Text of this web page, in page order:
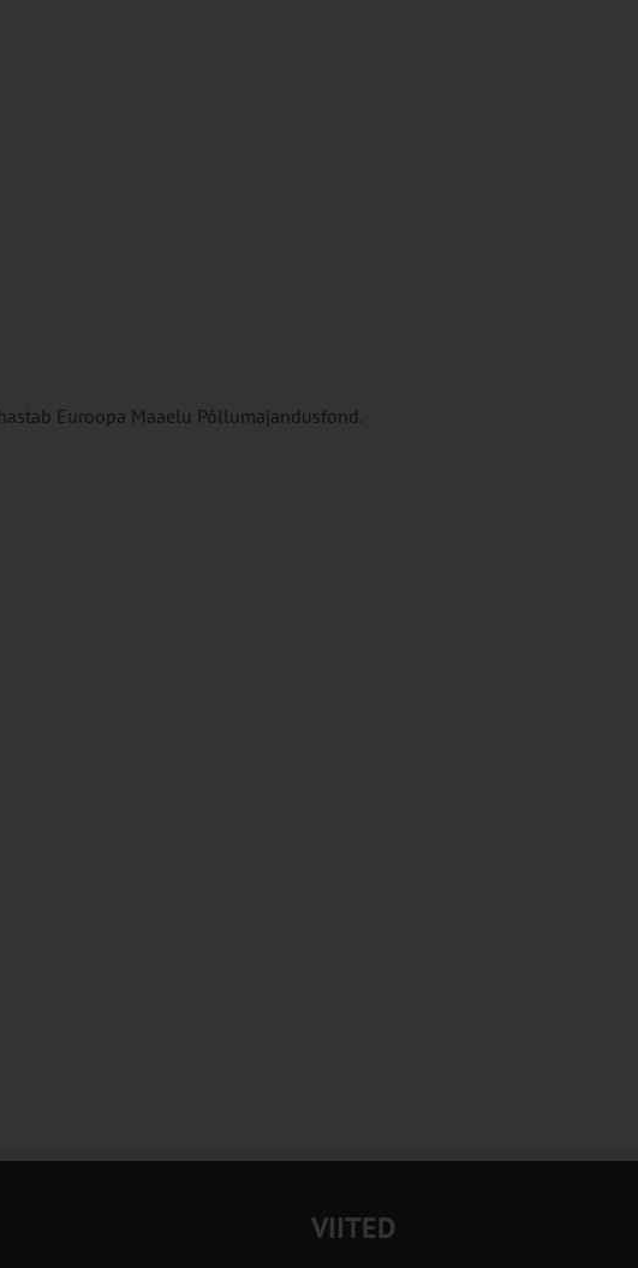
Euroopa Maaelu Põllumajandusfond.
VIITED